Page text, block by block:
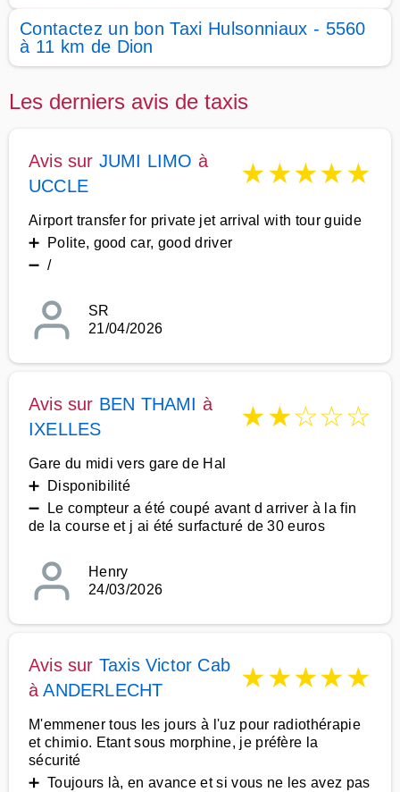
Contactez un bon Taxi Hulsonniaux - 5560
à 11 km de Dion
Les derniers avis de taxis
Avis sur JUMI LIMO à
UCCLE
★★★★★
Airport transfer for private jet arrival with tour guide
➕ Polite, good car, good driver
➖ /
SR
21/04/2026
Avis sur BEN THAMI à
IXELLES
★★☆☆☆
Gare du midi vers gare de Hal
➕ Disponibilité
➖ Le compteur a été coupé avant d arriver à la fin
de la course et j ai été surfacturé de 30 euros
Henry
24/03/2026
Avis sur Taxis Victor Cab
àANDERLECHT ★★★★★
M'emmener tous les jours à l'uz pour radiothérapie
et chimio. Etant sous morphine, je préfère la
sécurité
➕ Toujours là, en avance et si vous ne les avez pas